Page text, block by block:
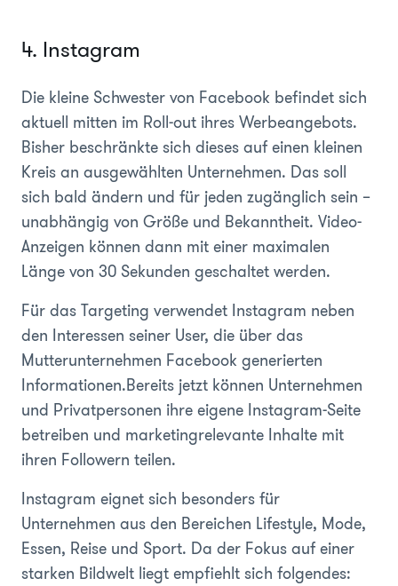
4. Instagram
Die kleine Schwester von Facebook befindet sich
aktuell mitten im Roll-out ihres Werbeangebots.
Bisher beschränkte sich dieses auf einen kleinen
Kreis an ausgewählten Unternehmen. Das soll
sich bald ändern und für jeden zugänglich sein –
unabhängig von Größe und Bekanntheit. Video-
Anzeigen können dann mit einer maximalen
Länge von 30 Sekunden geschaltet werden.
Für das Targeting verwendet Instagram neben
den Interessen seiner User, die über das
Mutterunternehmen Facebook generierten
Informationen.Bereits jetzt können Unternehmen
und Privatpersonen ihre eigene Instagram-Seite
betreiben und marketingrelevante Inhalte mit
ihren Followern teilen.
Instagram eignet sich besonders für
Unternehmen aus den Bereichen Lifestyle, Mode,
Essen, Reise und Sport. Da der Fokus auf einer
starken Bildwelt liegt empfiehlt sich folgendes: